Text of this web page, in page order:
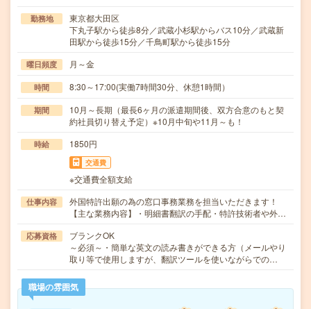
勤務地
東京都大田区
下丸子駅から徒歩8分／武蔵小杉駅からバス10分／武蔵新
田駅から徒歩15分／千鳥町駅から徒歩15分
曜日頻度 月～金
時間 8:30～17:00(実働7時間30分、休憩1時間）
期間
10月～長期（最長6ヶ月の派遣期間後、双方合意のもと契
約社員切り替え予定）※10月中旬や11月～も！
時給 1850円
交通費
※交通費全額支給
仕事内容
外国特許出願の為の窓口事務業務を担当いただきます！
【主な業務内容】・明細書翻訳の手配・特許技術者や外…
応募資格
ブランクOK
～必須～・簡単な英文の読み書きができる方（メールやり
取り等で使用しますが、翻訳ツールを使いながらでの…
職場の雰囲気